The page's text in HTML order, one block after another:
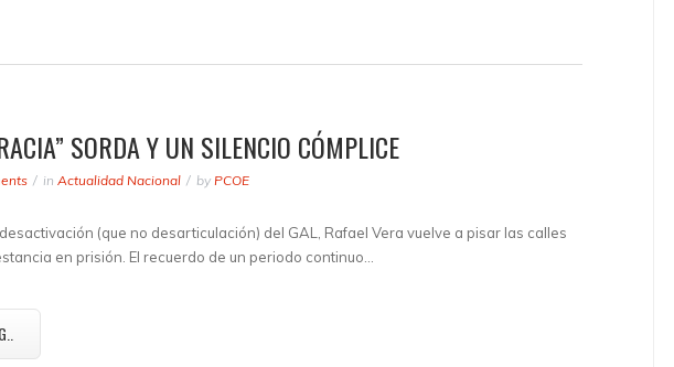
SORDA Y UN SILENCIO CÓMPLICE
in Actualidad Nacional by PCOE
(que no desarticulación) del GAL, Rafael Vera vuelve a pisar las calles
en prisión. El recuerdo de un periodo continuo…